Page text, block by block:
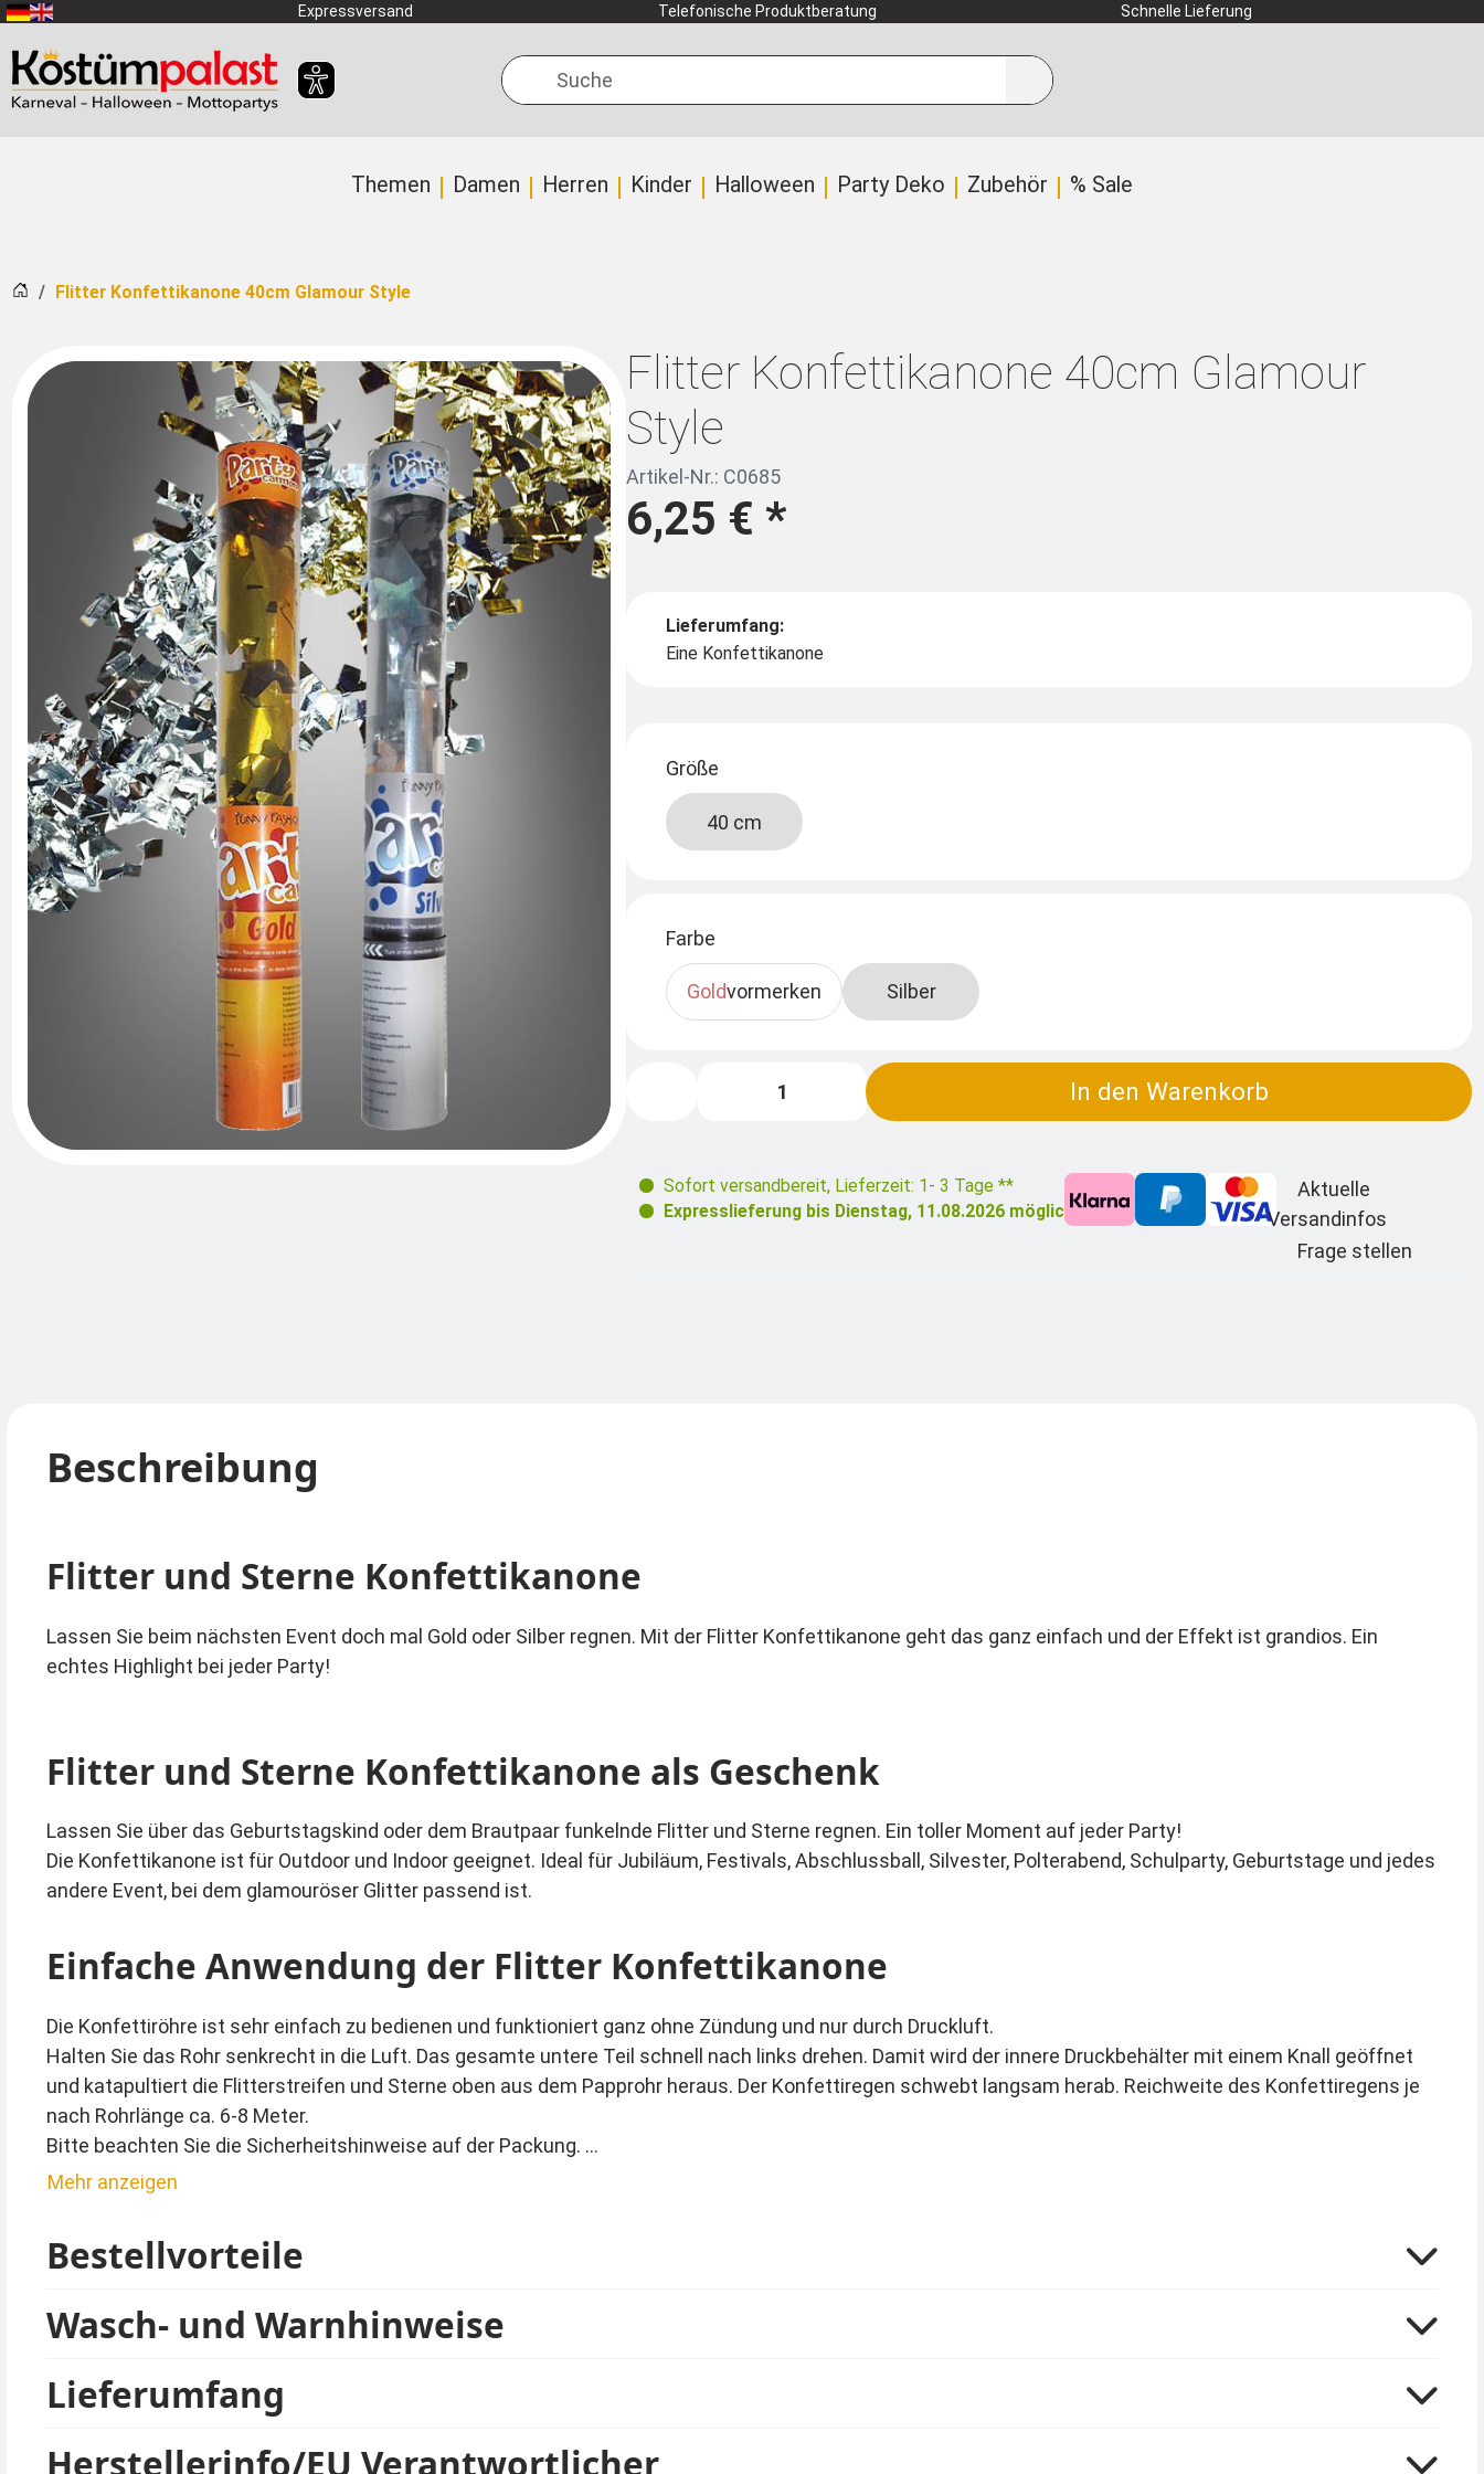
Zum Hauptinhalt springen Expressversand Telefonische Produktberatung Schnelle Lieferung
Suche
Themen Damen Herren Kinder Halloween Party Deko Zubehör % Sale
Startseite
Flitter Konfettikanone 40cm Glamour Style
Flitter Konfettikanone 40cm Glamour
Style
Artikel-Nr.: C0685
6,25 €*
Lieferumfang:
Eine Konfettikanone
Größe
40 cm
Farbe
Goldvormerken Silber
In den Warenkorb
Sofort versandbereit, Lieferzeit: 1- 3 Tage **
Expresslieferung bis Dienstag, 11.08.2026 möglich
Aktuelle
Versandinfos
Frage stellen
Beschreibung
Flitter und Sterne Konfettikanone
Lassen Sie beim nächsten Event doch mal Gold oder Silber regnen. Mit der Flitter Konfettikanone geht das ganz einfach und der Effekt ist grandios. Ein
echtes Highlight bei jeder Party!
Flitter und Sterne Konfettikanone als Geschenk
Lassen Sie über das Geburtstagskind oder dem Brautpaar funkelnde Flitter und Sterne regnen. Ein toller Moment auf jeder Party!
Die Konfettikanone ist für Outdoor und Indoor geeignet. Ideal für Jubiläum, Festivals, Abschlussball, Silvester, Polterabend, Schulparty, Geburtstage und jedes
andere Event, bei dem glamouröser Glitter passend ist.
Einfache Anwendung der Flitter Konfettikanone
Die Konfettiröhre ist sehr einfach zu bedienen und funktioniert ganz ohne Zündung und nur durch Druckluft.
Halten Sie das Rohr senkrecht in die Luft. Das gesamte untere Teil schnell nach links drehen. Damit wird der innere Druckbehälter mit einem Knall geöffnet
und katapultiert die Flitterstreifen und Sterne oben aus dem Papprohr heraus. Der Konfettiregen schwebt langsam herab. Reichweite des Konfettiregens je
nach Rohrlänge ca. 6-8 Meter.
Bitte beachten Sie die Sicherheitshinweise auf der Packung.
Konfetti Feuerwerk nicht auf Menschen oder Tiere abfeuern.
Mehr anzeigen
Bestellvorteile
Wasch- und Warnhinweise
Lieferumfang
Herstellerinfo/EU Verantwortlicher